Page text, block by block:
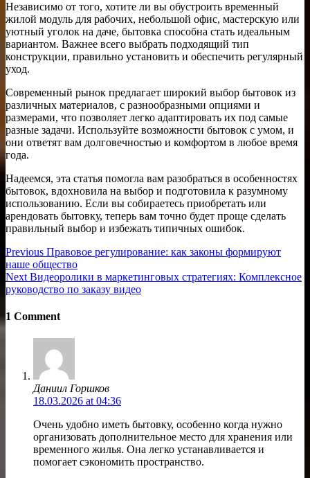
Независимо от того, хотите ли вы обустроить временный
жилой модуль для рабочих, небольшой офис, мастерскую или
уютный уголок на даче, бытовка способна стать идеальным
вариантом. Важнее всего выбрать подходящий тип
конструкции, правильно установить и обеспечить регулярный
уход.
Современный рынок предлагает широкий выбор бытовок из
различных материалов, с разнообразными опциями и
размерами, что позволяет легко адаптировать их под самые
разные задачи. Используйте возможности бытовок с умом, и
они ответят вам долговечностью и комфортом в любое время
года.
Надеемся, эта статья помогла вам разобраться в особенностях
бытовок, вдохновила на выбор и подготовила к разумному
использованию. Если вы собираетесь приобретать или
арендовать бытовку, теперь вам точно будет проще сделать
правильный выбор и избежать типичных ошибок.
Навигация
по
записям
Previous Previous
post:
Правовое регулирование: как законы формируют
наше общество
Next Next
post:
Видеоролики в маркетинговых стратегиях: Комплексное
руководство по заказу видео
1 Comment
Даниил Горшков
18.03.2026 at 04:36
Очень удобно иметь бытовку, особенно когда нужно
организовать дополнительное место для хранения или
временного жилья. Она легко устанавливается и
помогает сэкономить пространство.